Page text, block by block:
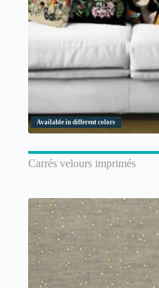
Available in different colors
Carrés velours imprimés